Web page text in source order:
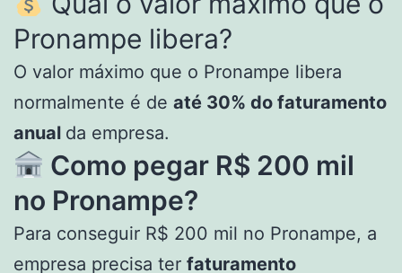
Pronampe libera?
O valor máximo que o Pronampe libera
normalmente é de até 30% do faturamento
anual da empresa.
Como pegar R$ 200 mil
no Pronampe?
Para conseguir R$ 200 mil no Pronampe, a
empresa precisa ter faturamento